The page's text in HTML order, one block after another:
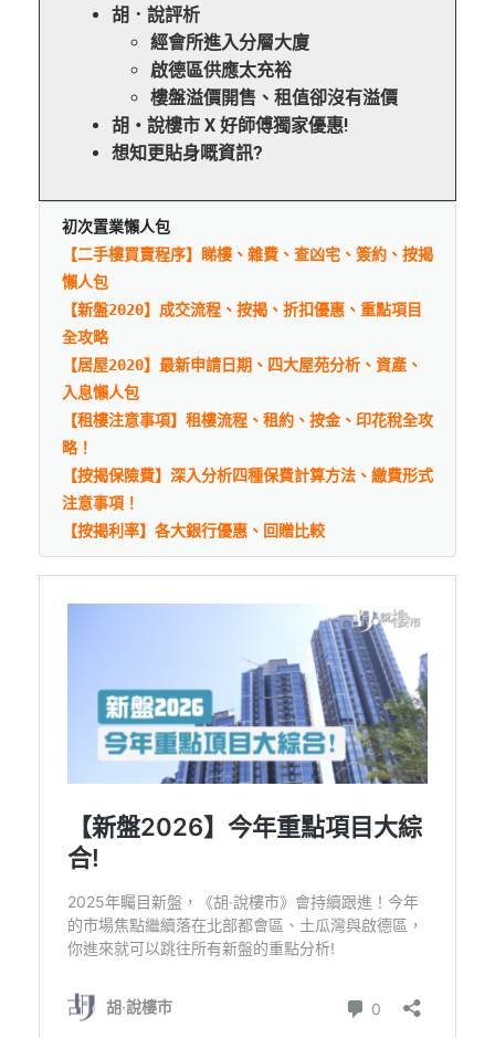
胡．說評析
經會所進入分層大廈
啟德區供應太充裕
樓盤溢價開售、租值卻沒有溢價
胡‧說樓市 X 好師傅獨家優惠!
想知更貼身嘅資訊?
初次置業懶人包
【二手樓買賣程序】睇樓、雜費、查凶宅、簽約、按揭
懶人包
【新盤2020】成交流程、按揭、折扣優惠、重點項目
全攻略
【居屋2020】最新申請日期、四大屋苑分析、資產、
入息懶人包
【租樓注意事項】租樓流程、租約、按金、印花稅全攻
略！
【按揭保險費】深入分析四種保費計算方法、繳費形式
注意事項！
【按揭利率】各大銀行優惠、回贈比較